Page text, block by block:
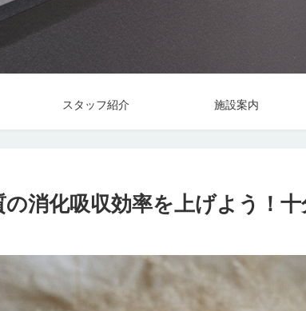
スタッフ紹介 施設案内
消化吸収効率を上げよう！